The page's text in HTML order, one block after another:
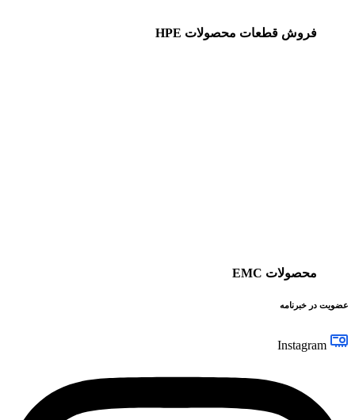
فروش قطعات محصولات HPE
محصولات EMC
عضویت در خبرنامه
Instagram